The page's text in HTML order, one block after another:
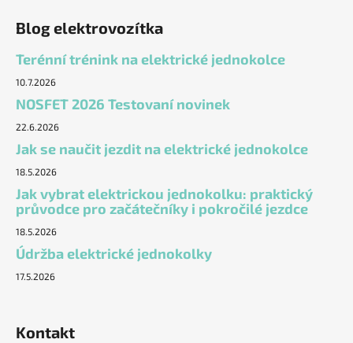
Blog elektrovozítka
Terénní trénink na elektrické jednokolce
10.7.2026
NOSFET 2026 Testovaní novinek
22.6.2026
Jak se naučit jezdit na elektrické jednokolce
18.5.2026
Jak vybrat elektrickou jednokolku: praktický
průvodce pro začátečníky i pokročilé jezdce
18.5.2026
Údržba elektrické jednokolky
17.5.2026
Kontakt